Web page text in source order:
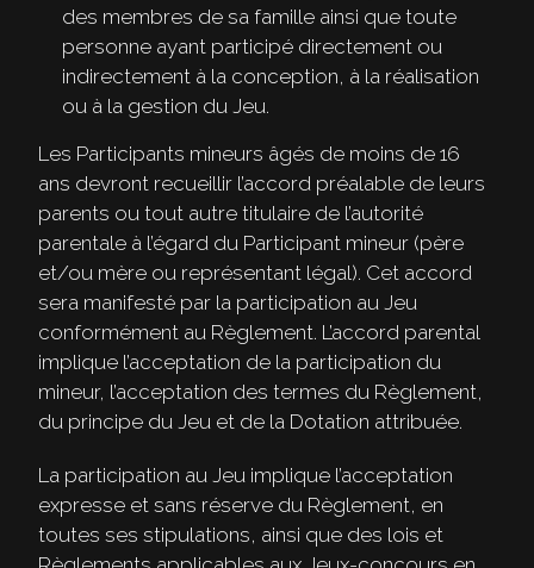
des membres de sa famille ainsi que toute
personne ayant participé directement ou
indirectement à la conception, à la réalisation
ou à la gestion du Jeu.
Les Participants mineurs âgés de moins de 16
ans devront recueillir l’accord préalable de leurs
parents ou tout autre titulaire de l’autorité
parentale à l’égard du Participant mineur (père
et/ou mère ou représentant légal). Cet accord
sera manifesté par la participation au Jeu
conformément au Règlement. L’accord parental
implique l’acceptation de la participation du
mineur, l’acceptation des termes du Règlement,
du principe du Jeu et de la Dotation attribuée.
La participation au Jeu implique l’acceptation
expresse et sans réserve du Règlement, en
toutes ses stipulations, ainsi que des lois et